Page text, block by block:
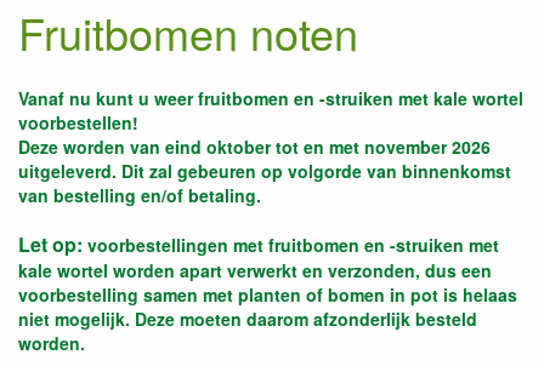
Fruitbomen noten
Vanaf nu kunt u weer fruitbomen en -struiken met kale wortel
voorbestellen!
Deze worden van eind oktober tot en met november 2026
uitgeleverd. Dit zal gebeuren op volgorde van binnenkomst
van bestelling en/of betaling.
Let op: voorbestellingen met fruitbomen en -struiken met
kale wortel worden apart verwerkt en verzonden, dus een
voorbestelling samen met planten of bomen in pot is helaas
niet mogelijk. Deze moeten daarom afzonderlijk besteld
worden.